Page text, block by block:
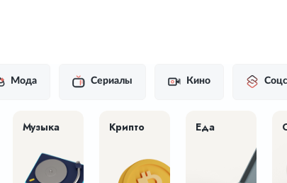
Мода Сериалы Кино
Музыка Крипто Еда